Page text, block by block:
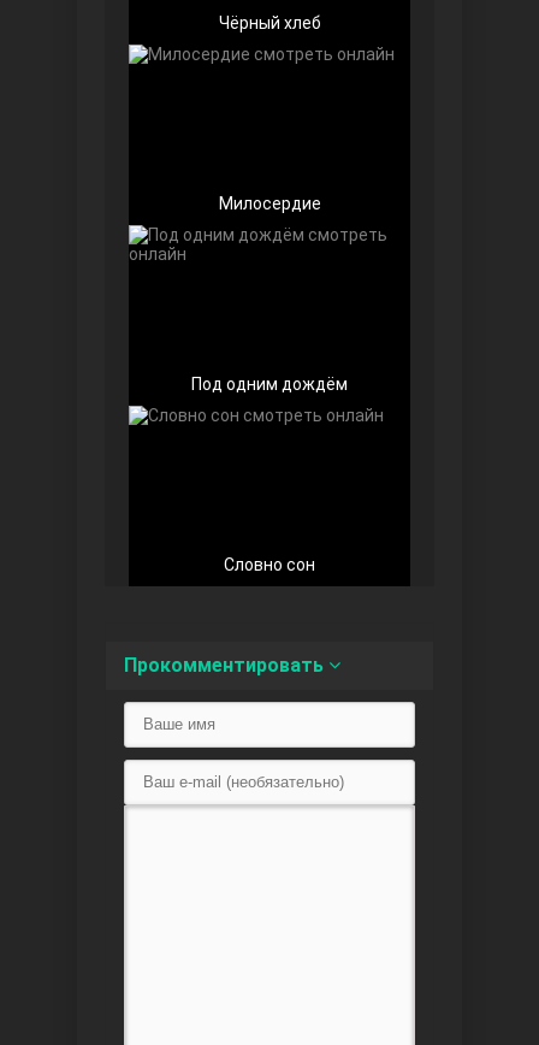
Игра судьбы
Чёрный хлеб
Милосердие
Под одним дождём
Словно сон
Прокомментировать